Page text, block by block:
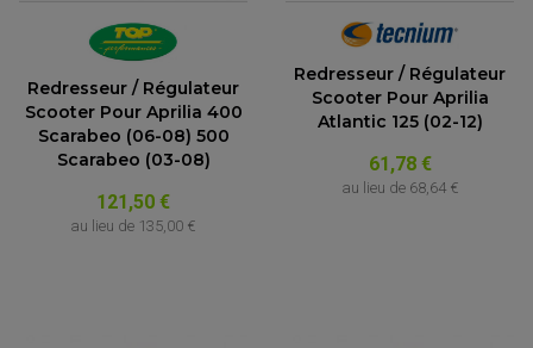
Redresseur / Régulateur
Scooter Pour Aprilia 400
Scarabeo (06-08) 500
Scarabeo (03-08)
121,50 €
au lieu de 135,00 €
Redresseur / Régulateur
Scooter Pour Aprilia
Atlantic 125 (02-12)
61,78 €
au lieu de 68,64 €